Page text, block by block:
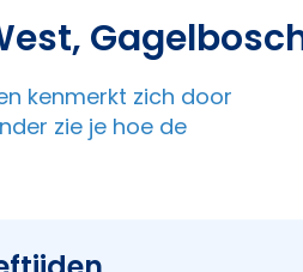
kenmerkt zich door
zie je hoe de